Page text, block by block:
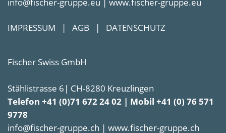
info@fischer-gruppe.eu | www.fischer-gruppe.eu
IMPRESSUM | AGB | DATENSCHUTZ
Fischer Swiss GmbH
Stählistrasse 6| CH-8280 Kreuzlingen
Telefon +41 (0)71 672 24 02 | Mobil +41 (0) 76 571
9778
info@fischer-gruppe.ch | www.fischer-gruppe.ch